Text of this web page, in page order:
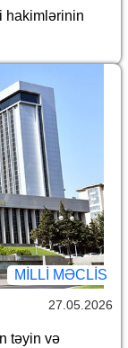
hakimlərinin
MILLI MƏCLIS
27.05.2026
təyin və